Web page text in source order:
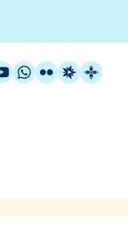
WhatsApp
FlickrRadio